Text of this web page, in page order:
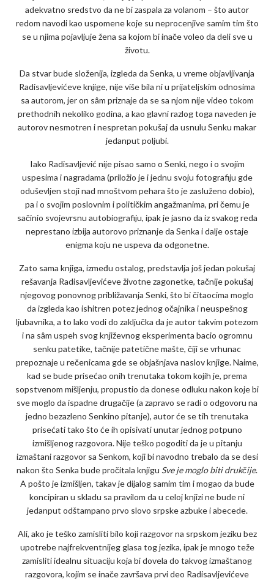
adekvatno sredstvo da ne bi zaspala za volanom – što autor
redom navodi kao uspomene koje su neprocenjive samim tim što
se u njima pojavljuje žena sa kojom bi inače voleo da deli sve u
životu.
Da stvar bude složenija, izgleda da Senka, u vreme objavljivanja
Radisavljevićeve knjige, nije više bila ni u prijateljskim odnosima
sa autorom, jer on sâm priznaje da se sa njom nije video tokom
prethodnih nekoliko godina, a kao glavni razlog toga naveden je
autorov nesmotren i nespretan pokušaj da usnulu Senku makar
jedanput poljubi.
Iako Radisavljević nije pisao samo o Senki, nego i o svojim
uspesima i nagradama (priložio je i jednu svoju fotografiju gde
oduševljen stoji nad mnoštvom pehara što je zasluženo dobio),
pa i o svojim poslovnim i političkim angažmanima, pri čemu je
sačinio svojevrsnu autobiografiju, ipak je jasno da iz svakog reda
neprestano izbija autorovo priznanje da Senka i dalje ostaje
enigma koju ne uspeva da odgonetne.
Zato sama knjiga, između ostalog, predstavlja još jedan pokušaj
rešavanja Radisavljevićeve životne zagonetke, tačnije pokušaj
njegovog ponovnog približavanja Senki, što bi čitaocima moglo
da izgleda kao ishitren potez jednog očajnika i neuspešnog
ljubavnika, a to lako vodi do zaključka da je autor takvim potezom
i na sâm uspeh svog književnog eksperimenta bacio ogromnu
senku patetike, tačnije patetične mašte, čiji se vrhunac
prepoznaje u rečenicama gde se objašnjava naslov knjige. Naime,
kad se bude prisećao onih trenutaka tokom kojih je, prema
sopstvenom mišljenju, propustio da donese odluku nakon koje bi
sve moglo da ispadne drugačije (a zapravo se radi o odgovoru na
jedno bezazleno Senkino pitanje), autor će se tih trenutaka
prisećati tako što će ih opisivati unutar jednog potpuno
izmišljenog razgovora. Nije teško pogoditi da je u pitanju
izmaštani razgovor sa Senkom, koji bi navodno trebalo da se desi
nakon što Senka bude pročitala knjigu Sve je moglo biti drukčije.
A pošto je izmišljen, takav je dijalog samim tim i mogao da bude
koncipiran u skladu sa pravilom da u celoj knjizi ne bude ni
jedanput odštampano prvo slovo srpske azbuke i abecede.
Ali, ako je teško zamisliti bilo koji razgovor na srpskom jeziku bez
upotrebe najfrekventnijeg glasa tog jezika, ipak je mnogo teže
zamisliti idealnu situaciju koja bi dovela do takvog izmaštanog
razgovora, kojim se inače završava prvi deo Radisavljevićeve